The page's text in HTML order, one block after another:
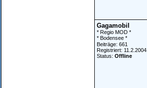
Gagamobil
* Regio MOD *
* Bodensee *
Beiträge: 661
Registriert: 11.2.2004
Status: Offline